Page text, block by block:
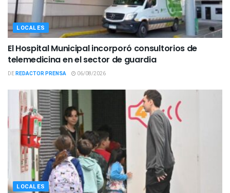
LOCALES
El Hospital Municipal incorporó consultorios de
telemedicina en el sector de guardia
DEREDACTOR PRENSA 06/08/2026
LOCALES